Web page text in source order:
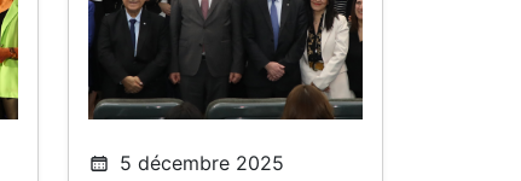
5 décembre 2025